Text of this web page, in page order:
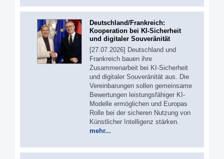
Deutschland/Frankreich:
Kooperation bei KI-Sicherheit
und digitaler Souveränität
[27.07.2026] Deutschland und
Frankreich bauen ihre
Zusammenarbeit bei KI-Sicherheit
und digitaler Souveränität aus. Die
Vereinbarungen sollen gemeinsame
Bewertungen leistungsfähiger KI-
Modelle ermöglichen und Europas
Rolle bei der sicheren Nutzung von
Künstlicher Intelligenz stärken.
mehr...